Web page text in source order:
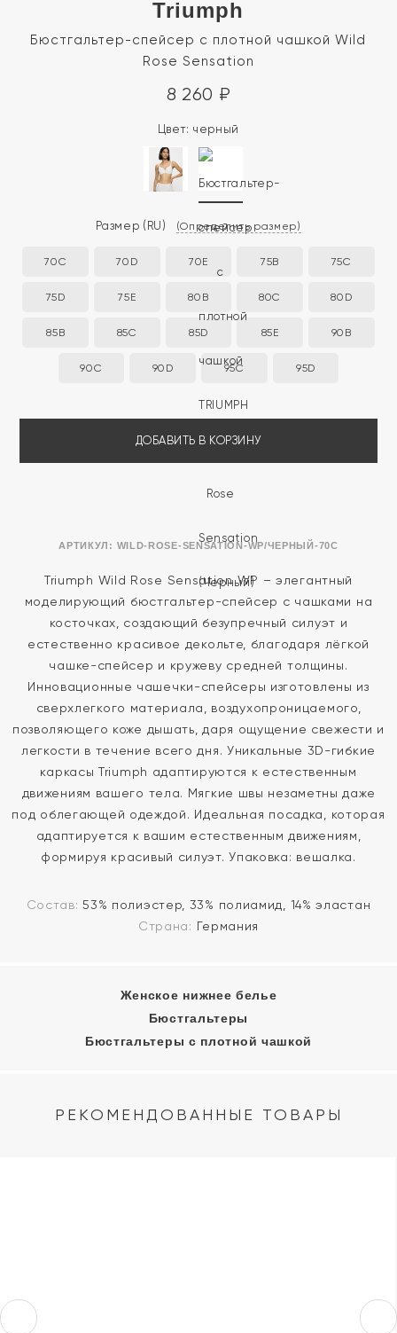
Triumph
Бюстгальтер-спейсер с плотной чашкой Wild
Rose Sensation
АРТИКУЛ: WILD-ROSE-SENSATION-WP/ЧЕРНЫЙ-70C
8 260 ₽
Цвет: черный
Размер (RU) (Определить размер)
70C 70D 70E 75B 75C
75D 75E 80B 80C 80D
85B 85C 85D 85E 90B
90C 90D 95C 95D
ДОБАВИТЬ В КОРЗИНУ
Triumph Wild Rose Sensation WP – элегантный
моделирующий бюстгальтер-спейсер с чашками на
косточках, создающий безупречный силуэт и
естественно красивое декольте, благодаря лёгкой
чашке-спейсер и кружеву средней толщины.
Инновационные чашечки-спейсеры изготовлены из
сверхлегкого материала, воздухопроницаемого,
позволяющего коже дышать, даря ощущение свежести и
легкости в течение всего дня. Уникальные 3D-гибкие
каркасы Triumph адаптируются к естественным
движениям вашего тела. Мягкие швы незаметны даже
под облегающей одеждой. Идеальная посадка, которая
адаптируется к вашим естественным движениям,
формируя красивый силуэт. Упаковка: вешалка.
Состав:53% полиэстер, 33% полиамид, 14% эластан
Страна: Германия
Женское нижнее белье
Бюстгальтеры
Бюстгальтеры с плотной чашкой
РЕКОМЕНДОВАННЫЕ ТОВАРЫ